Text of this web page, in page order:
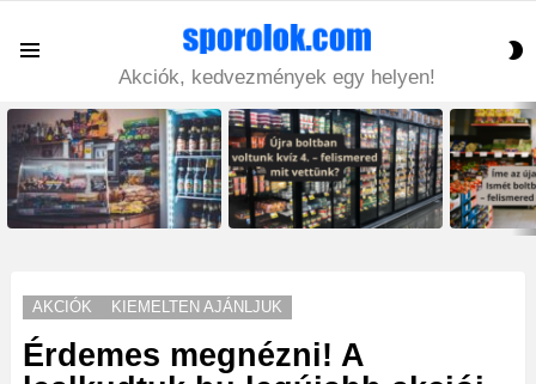
Akciók, kedvezmények egy helyen!
LATEST
STORIES
AKCIÓK KIEMELTEN AJÁNLJUK
Érdemes megnézni! A